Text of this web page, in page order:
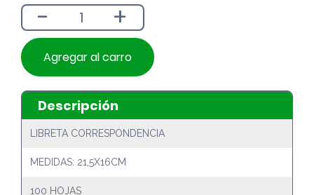
$3.990.
$3.590.
- +
Agregar al carro
Descripción
LIBRETA CORRESPONDENCIA
MEDIDAS: 21,5X16CM
100 HOJAS